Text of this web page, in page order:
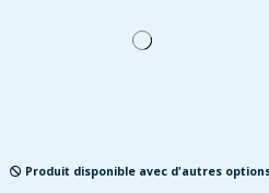
Produit disponible avec d'autres